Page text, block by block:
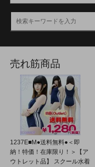
売れ筋商品
1237E■M●送料無料●＜即
納！特価！在庫限り！＞【ア
ウトレット品】 スクール水着